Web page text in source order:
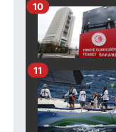
10
11